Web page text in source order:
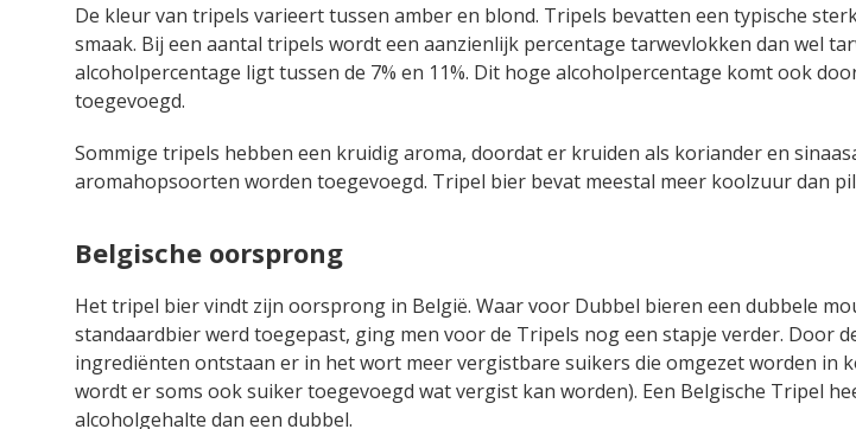
De kleur van tripels varieert tussen amber en blond. Tripels bevatten een typische
smaak. Bij een aantal tripels wordt een aanzienlijk percentage tarwevlokken dan wel
alcoholpercentage ligt tussen de 7% en 11%. Dit hoge alcoholpercentage komt ook
toegevoegd.
Sommige tripels hebben een kruidig aroma, doordat er kruiden als koriander en
aromahopsoorten worden toegevoegd. Tripel bier bevat meestal meer koolzuur dan
Belgische oorsprong
Het tripel bier vindt zijn oorsprong in België. Waar voor Dubbel bieren een dubbele
standaardbier werd toegepast, ging men voor de Tripels nog een stapje verder. Door
ingrediënten ontstaan er in het wort meer vergistbare suikers die omgezet worden in
wordt er soms ook suiker toegevoegd wat vergist kan worden). Een Belgische Tripel
alcoholgehalte dan een dubbel.